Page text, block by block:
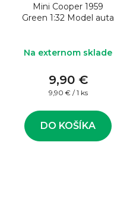
Mini Cooper 1959
Green 1:32 Model auta
Na externom sklade
9,90 €
Jednotková
9,90 € / 1 ks
DO KOŠÍKA